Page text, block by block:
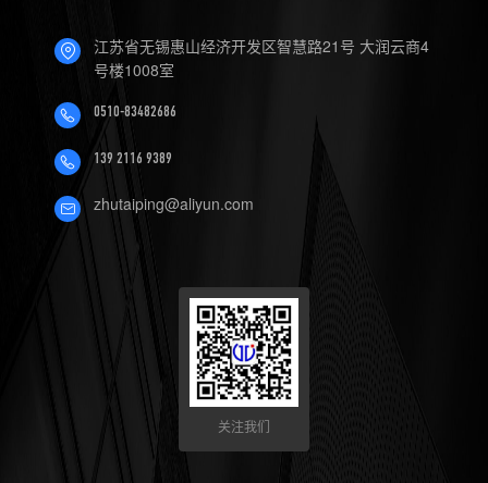
江苏省无锡惠山经济开发区智慧路21号 大润云商4
号楼1008室
0510-83482686
139 2116 9389
zhutaiping@aliyun.com
关注我们
服务？